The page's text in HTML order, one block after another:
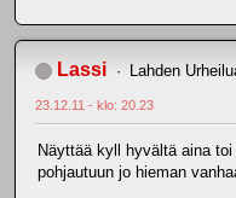
Lassi Lahden
23.12.11 - klo: 20.23
Näyttää kyll hyvältä aina
pohjautuun jo hieman